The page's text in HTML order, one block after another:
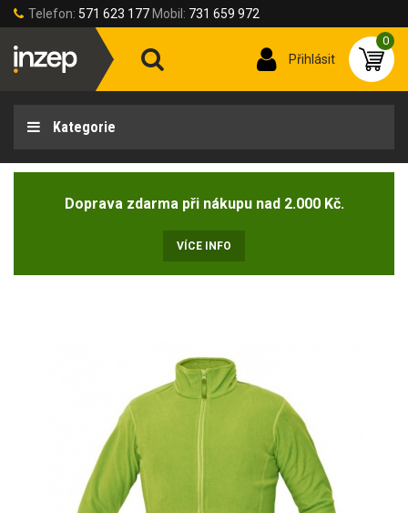
Telefon: 571 623 177 Mobil: 731 659 972
Přihlásit
0
Kategorie
Doprava zdarma při nákupu nad 2.000 Kč.
VÍCE INFO